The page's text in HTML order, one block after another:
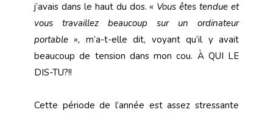
j’avais dans le haut du dos. « Vous êtes tendue et
vous travaillez beaucoup sur un ordinateur
portable », m’a-t-elle dit, voyant qu’il y avait
beaucoup de tension dans mon cou. À QUI LE
DIS-TU?!!
Cette période de l’année est assez stressante